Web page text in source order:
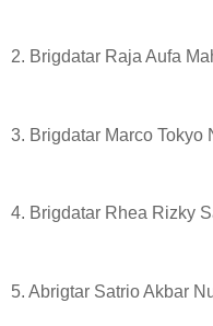
2. Brigdatar Raja Aufa
3. Brigdatar Marco Tokyo
4. Brigdatar Rhea Rizky
5. Abrigtar Satrio Akbar